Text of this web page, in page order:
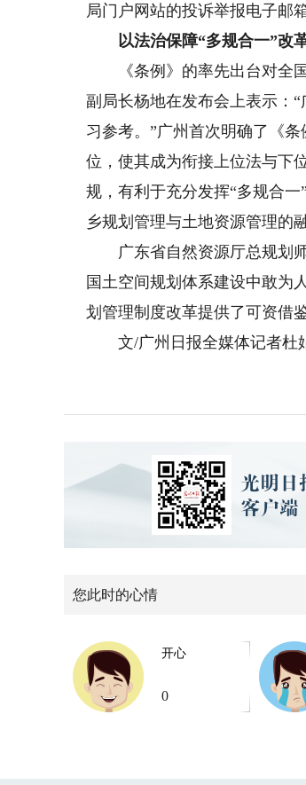
局门户网站的投诉举报电子邮
以法治保障“多规合一”改
《条例》的率先出台对全国
副局长杨地在发布会上表示：
习参考。”广州首次明确了《
位，使其成为衔接上位法与下
规，有利于充分发挥“多规合
乡规划管理与土地资源管理的
广东省自然资源厅总规划师
国土空间规划体系建设中敢为
划管理制度改革提供了可资借
文/广州日报全媒体记者杜
您此时的心情
开心
0